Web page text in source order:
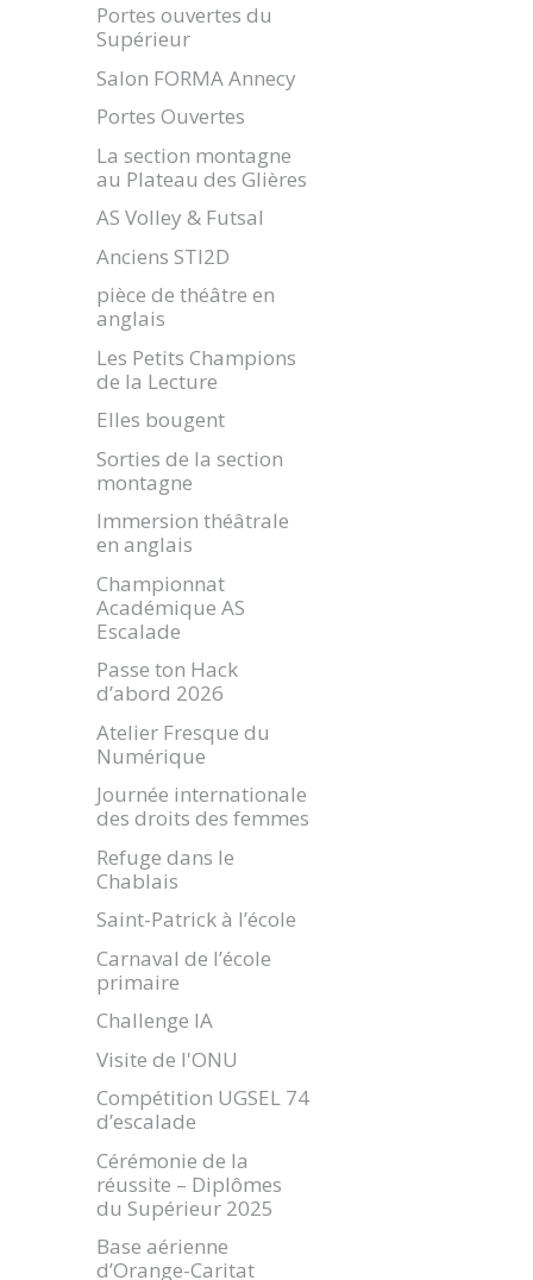
Portes ouvertes du
Supérieur
Salon FORMA Annecy
Portes Ouvertes
La section montagne
au Plateau des Glières
AS Volley & Futsal
Anciens STI2D
pièce de théâtre en
anglais
Les Petits Champions
de la Lecture
Elles bougent
Sorties de la section
montagne
Immersion théâtrale
en anglais
Championnat
Académique AS
Escalade
Passe ton Hack
d’abord 2026
Atelier Fresque du
Numérique
Journée internationale
des droits des femmes
Refuge dans le
Chablais
Saint-Patrick à l’école
Carnaval de l’école
primaire
Challenge IA
Visite de l'ONU
Compétition UGSEL 74
d’escalade
Cérémonie de la
réussite – Diplômes
du Supérieur 2025
Base aérienne
d’Orange-Caritat